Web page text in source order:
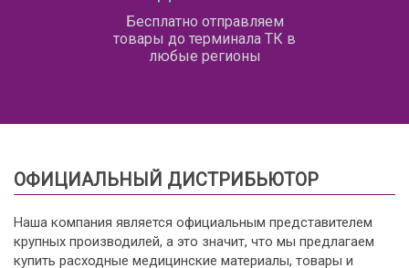
Бесплатно отправляем
товары до терминала ТК в
любые регионы
ОФИЦИАЛЬНЫЙ ДИСТРИБЬЮТОР
Наша компания является официальным представителем
крупных производилей, а это значит, что мы предлагаем
купить расходные медицинские материалы, товары и